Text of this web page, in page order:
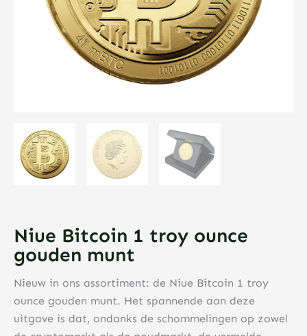
Niue Bitcoin 1 troy ounce
gouden munt
Nieuw in ons assortiment: de Niue Bitcoin 1 troy
ounce gouden munt. Het spannende aan deze
uitgave is dat, ondanks de schommelingen op zowel